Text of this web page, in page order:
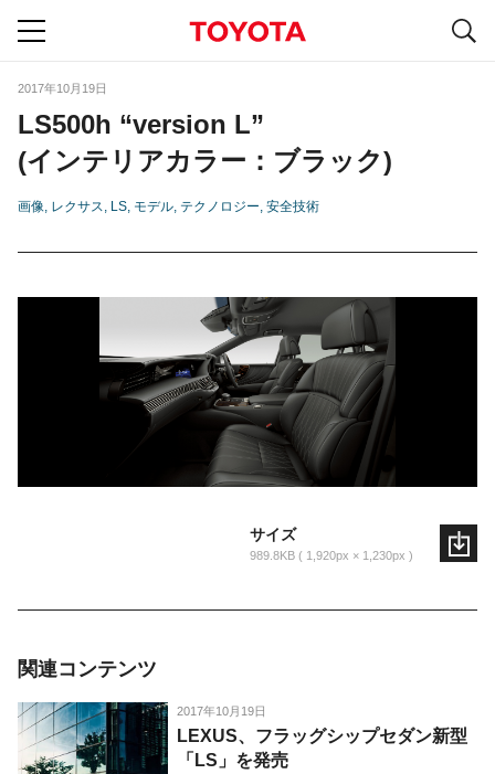
2017年10月19日
LS500h “version L”
(インテリアカラー：ブラック)
画像 レクサス LS モデル テクノロジー 安全技術
サイズ
989.8KB 1,920px × 1,230px
関連コンテンツ
2017年10月19日
LEXUS、フラッグシップセダン新型
「LS」を発売